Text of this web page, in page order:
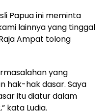
Papua ini meminta
lainnya yang tinggal
Ampat tolong
yang
hak-hak dasar. Saya
itu diatur dalam
kata Ludia.